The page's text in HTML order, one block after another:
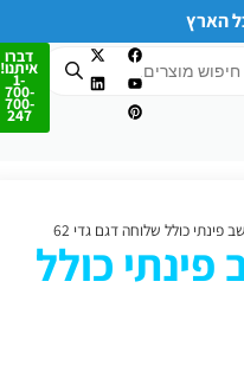
הארץ
דברו
איתנו!
1-
700-
700-
247
כולל שלוחה דגם גדי 62
כולל